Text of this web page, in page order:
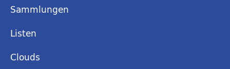
Sammlungen
Listen
Clouds